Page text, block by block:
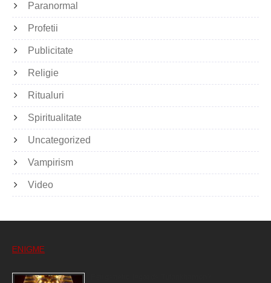
Paranormal
Profetii
Publicitate
Religie
Ritualuri
Spiritualitate
Uncategorized
Vampirism
Video
ENIGME